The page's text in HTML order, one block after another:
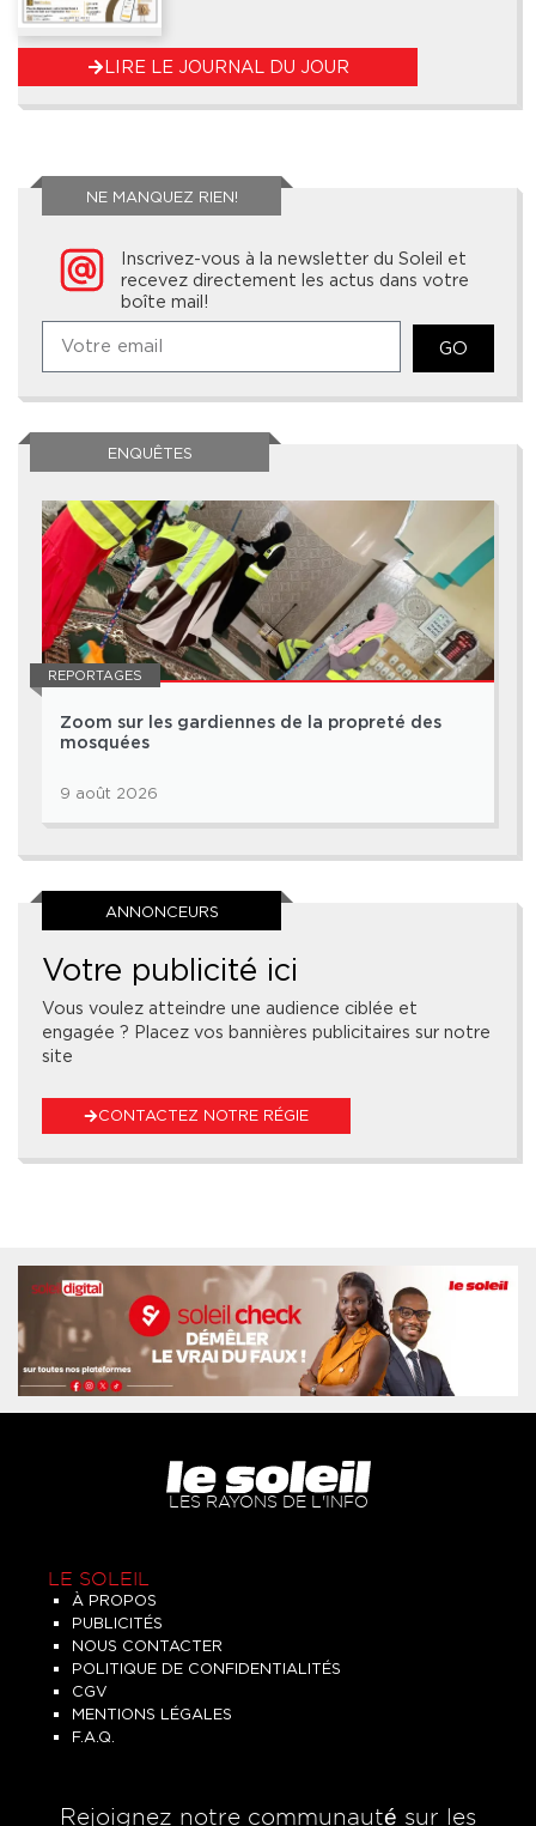
LIRE LE JOURNAL DU JOUR
NE MANQUEZ RIEN!
Inscrivez-vous à la newsletter du Soleil et
recevez directement les actus dans votre
boîte mail!
GO
ENQUÊTES
REPORTAGES
Zoom sur les gardiennes de la propreté des
mosquées
9 août 2026
ANNONCEURS
Votre publicité ici
Vous voulez atteindre une audience ciblée et
engagée ? Placez vos bannières publicitaires sur notre
site
CONTACTEZ NOTRE RÉGIE
LES RAYONS DE L'INFO
LE SOLEIL
À PROPOS
PUBLICITÉS
NOUS CONTACTER
POLITIQUE DE CONFIDENTIALITÉS
CGV
MENTIONS LÉGALES
F.A.Q.
Rejoignez notre communauté sur les